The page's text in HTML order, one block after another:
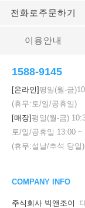
전화로주문하기
이용안내
1588-9145
[온라인] 평일(월-금)
(휴무:토/일/공휴일)
[매장] 평일(월-금)
토/일/공휴일 13:00 ~
(휴무:설날/추석 당일)
COMPANY INFO
주식회사 빅앤조이